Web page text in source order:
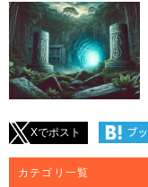
Xでポスト
カテゴリ一覧